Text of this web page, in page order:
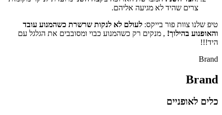
צרים שהיד לא מגיעה אליהם.
טיפ שלנו צוות פור בייקס: לעולם לא לנקות שרשרת כשהמנוע עובד
והאופנוע בהילוך! , מנקים רק כשהמנוע כבוי ומסובבים את הגלגל עם
היד!!!
Brand
Brand
כלים לאופניים